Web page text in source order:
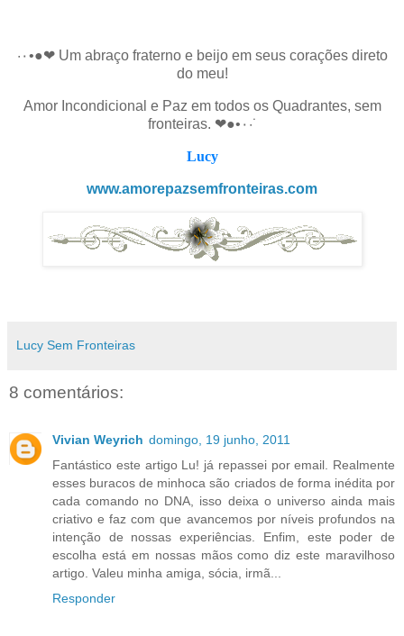
·٠•●❤ Um abraço fraterno e beijo em seus corações direto
do meu!
Amor Incondicional e Paz em todos os Quadrantes, sem
fronteiras. ❤●•٠·˙
Lucy
www.amorepazsemfronteiras.com
Lucy Sem Fronteiras
8 comentários:
Vivian Weyrich domingo, 19 junho, 2011
Fantástico este artigo Lu! já repassei por email. Realmente
esses buracos de minhoca são criados de forma inédita por
cada comando no DNA, isso deixa o universo ainda mais
criativo e faz com que avancemos por níveis profundos na
intenção de nossas experiências. Enfim, este poder de
escolha está em nossas mãos como diz este maravilhoso
artigo. Valeu minha amiga, sócia, irmã...
Responder